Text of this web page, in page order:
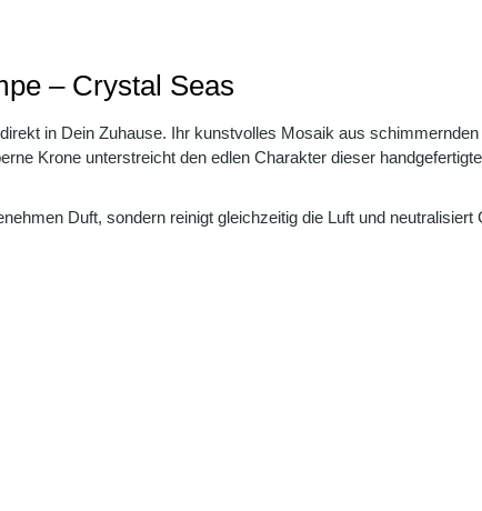
– Crystal Seas
in Dein Zuhause. Ihr kunstvolles Mosaik aus
Krone unterstreicht den edlen Charakter dieser
Duft, sondern reinigt gleichzeitig die Luft und